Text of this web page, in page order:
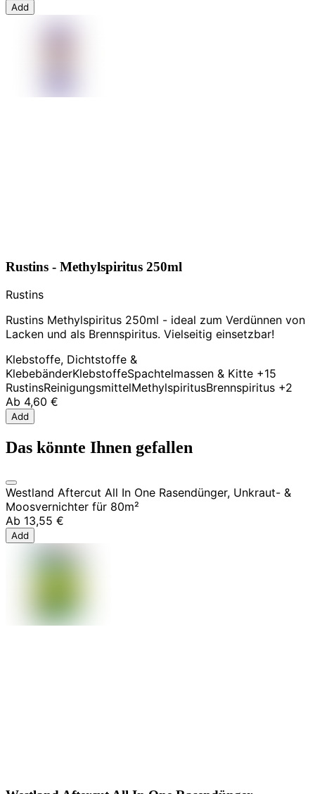
Add
Rustins - Methylspiritus 250ml
Rustins
Rustins Methylspiritus 250ml - ideal zum Verdünnen von
Lacken und als Brennspiritus. Vielseitig einsetzbar!
Klebstoffe, Dichtstoffe &
KlebebänderKlebstoffeSpachtelmassen & Kitte +15
RustinsReinigungsmittelMethylspiritusBrennspiritus +2
Ab 4,60 €
Add
Das könnte Ihnen gefallen
Westland Aftercut All In One Rasendünger, Unkraut- &
Moosvernichter für 80m²
Ab 13,55 €
Add